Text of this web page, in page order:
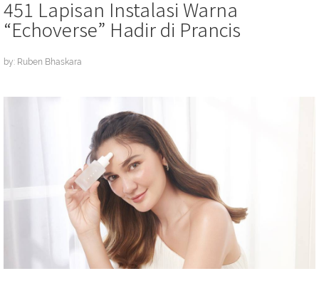
451 Lapisan Instalasi Warna
“Echoverse” Hadir di Prancis
by: Ruben Bhaskara